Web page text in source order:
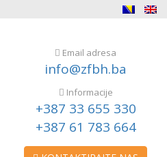
Email adresa
info@zfbh.ba
Informacije
+387 33 655 330
+387 61 783 664